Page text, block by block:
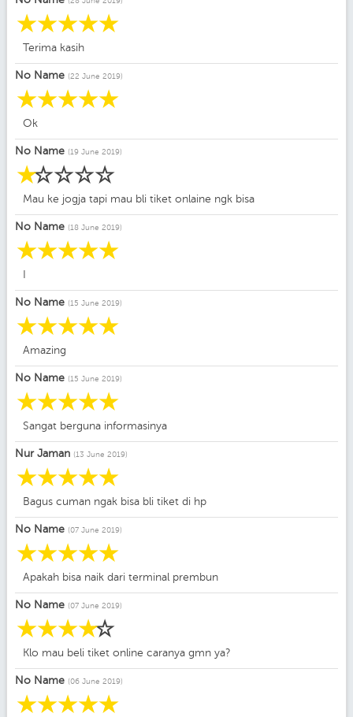
☆
☆
☆
☆
☆
Terima kasih
No Name (22 June 2019)
☆
☆
☆
☆
☆
Ok
No Name (19 June 2019)
☆
☆
☆
☆
☆
Mau ke jogja tapi mau bli tiket onlaine ngk bisa
No Name (18 June 2019)
☆
☆
☆
☆
☆
No Name (15 June 2019)
☆
☆
☆
☆
☆
Amazing
No Name (15 June 2019)
☆
☆
☆
☆
☆
Sangat berguna informasinya
Nur Jaman (13 June 2019)
☆
☆
☆
☆
☆
Bagus cuman ngak bisa bli tiket di hp
No Name (07 June 2019)
☆
☆
☆
☆
☆
Apakah bisa naik dari terminal prembun
No Name (07 June 2019)
☆
☆
☆
☆
☆
Klo mau beli tiket online caranya gmn ya?
No Name (06 June 2019)
☆
☆
☆
☆
☆